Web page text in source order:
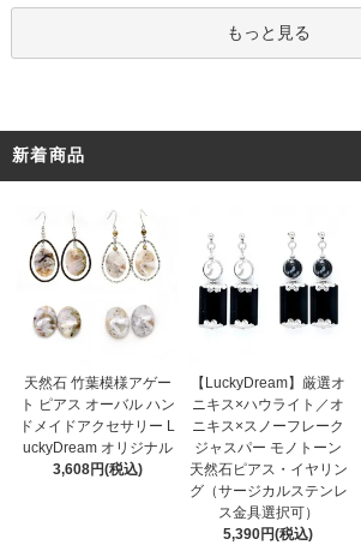
もっと見る
新着商品
天然石 竹葉模様アゲー
ト ピアス オーバル ハン
ドメイドアクセサリー L
uckyDream オリジナル
3,608円(税込)
【LuckyDream】厳選オ
ニキス×ハウライト／オ
ニキス×スノーフレーク
ジャスパー モノトーン
天然石ピアス・イヤリン
グ（サージカルステンレ
ス金具選択可）
5,390円(税込)